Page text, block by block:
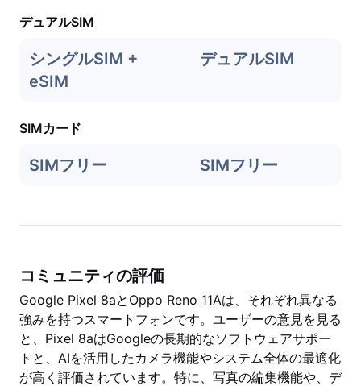
デュアルSIM
シングルSIM +
eSIM
デュアルSIM
SIMカード
SIMフリー SIMフリー
コミュニティの評価
Google Pixel 8aとOppo Reno 11Aは、それぞれ異なる
強みを持つスマートフォンです。ユーザーの意見を見る
と、Pixel 8aはGoogleの長期的なソフトウェアサポー
トと、AIを活用したカメラ機能やシステム全体の最適化
が高く評価されています。特に、写真の編集機能や、デ